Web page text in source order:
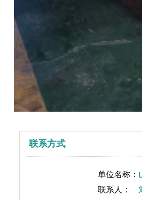
联系方式
单位名称：
联系人：